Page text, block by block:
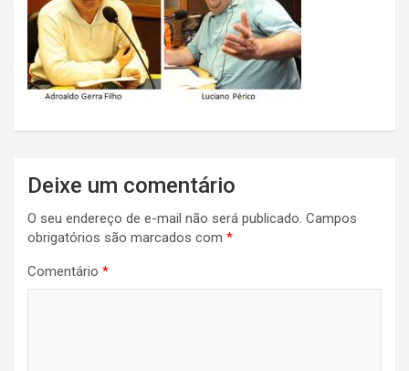
Deixe um comentário
O seu endereço de e-mail não será publicado. Campos
obrigatórios são marcados com *
Comentário *